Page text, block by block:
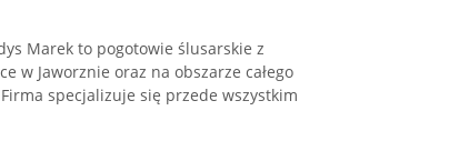
Marek to pogotowie ślusarskie z
w Jaworznie oraz na obszarze całego
specjalizuje się przede wszystkim